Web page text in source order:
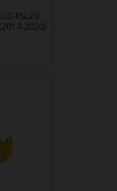
RSL29
2020)